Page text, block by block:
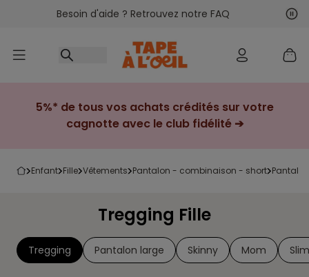
Accéder au contenu
Besoin d'aide ? Retrouvez notre FAQ
5%* de tous vos achats crédités sur votre
cagnotte avec le club fidélité ➔
enfant fille vêtements pantalon - combinaison - short pantalon
Tregging Fille
Tregging Pantalon large Skinny Mom Slim